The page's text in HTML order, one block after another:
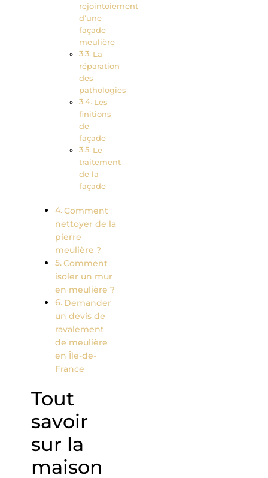
rejointoiement
d’une
façade
meulière
La
réparation
des
pathologies
Les
finitions
de
façade
Le
traitement
de la
façade
Comment
nettoyer de la
pierre
meulière ?
Comment
isoler un mur
en meulière ?
Demander
un devis de
ravalement
de meulière
en Île-de-
France
Tout
savoir
sur la
maison